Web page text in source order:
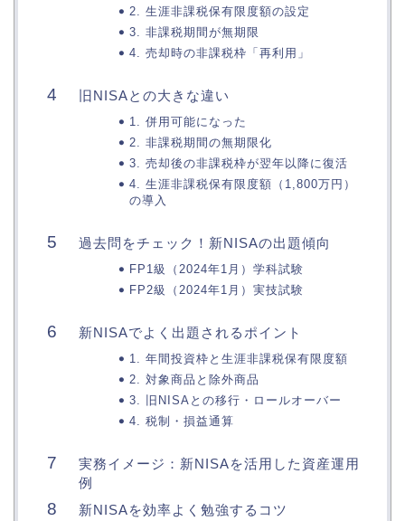
2. 生涯非課税保有限度額の設定
3. 非課税期間が無期限
4. 売却時の非課税枠「再利用」
旧NISAとの大きな違い
1. 併用可能になった
2. 非課税期間の無期限化
3. 売却後の非課税枠が翌年以降に復活
4. 生涯非課税保有限度額（1,800万円）
の導入
過去問をチェック！新NISAの出題傾向
FP1級（2024年1月）学科試験
FP2級（2024年1月）実技試験
新NISAでよく出題されるポイント
1. 年間投資枠と生涯非課税保有限度額
2. 対象商品と除外商品
3. 旧NISAとの移行・ロールオーバー
4. 税制・損益通算
実務イメージ：新NISAを活用した資産運用
例
新NISAを効率よく勉強するコツ